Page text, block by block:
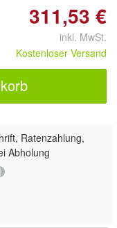
311,53 €
inkl. MwSt.
Kostenloser Versand
Ratenzahlung,
Abholung